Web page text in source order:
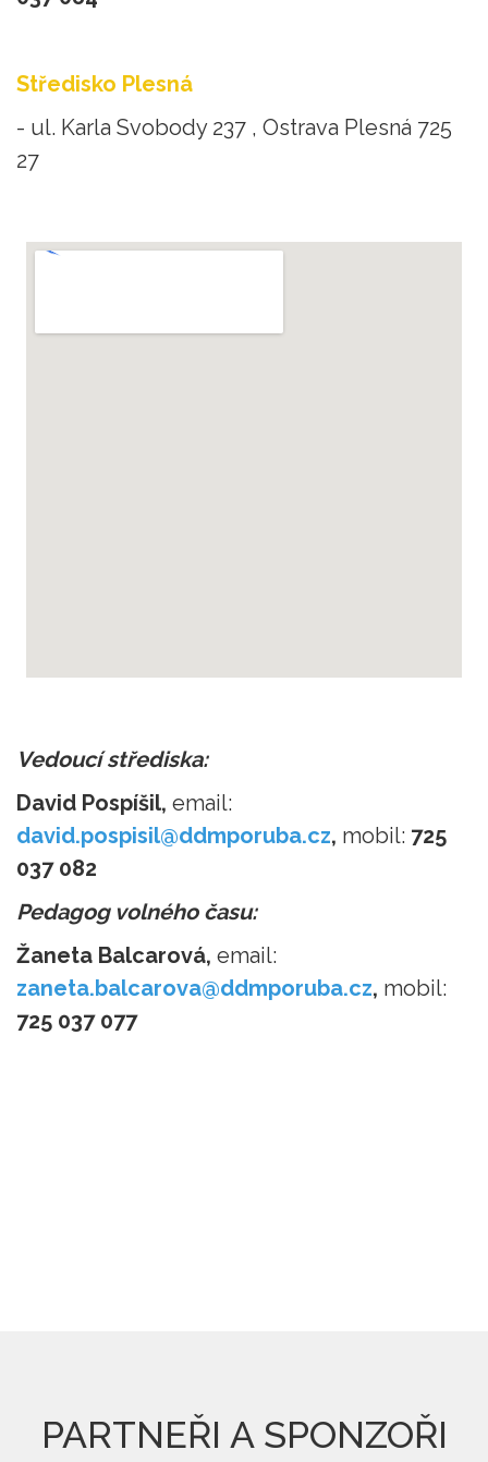
Středisko Plesná
- ul. Karla Svobody 237 , Ostrava Plesná 725
27
Vedoucí střediska:
David Pospíšil, email:
david.pospisil@ddmporuba.cz, mobil: 725
037 082
Pedagog volného času:
Žaneta Balcarová, email:
zaneta.balcarova@ddmporuba.cz, mobil:
725 037 077
PARTNEŘI A SPONZOŘI